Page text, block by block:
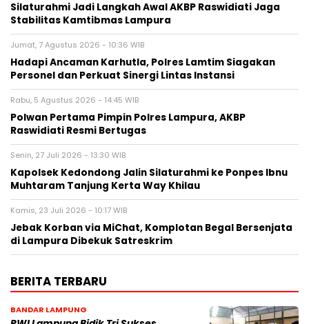
Silaturahmi Jadi Langkah Awal AKBP Raswidiati Jaga
Stabilitas Kamtibmas Lampura
Jumat, 7 Agustus 2026 - 10:36 WIB
Hadapi Ancaman Karhutla, Polres Lamtim Siagakan
Personel dan Perkuat Sinergi Lintas Instansi
Rabu, 5 Agustus 2026 - 14:45 WIB
Polwan Pertama Pimpin Polres Lampura, AKBP
Raswidiati Resmi Bertugas
Senin, 27 Juli 2026 - 13:30 WIB
Kapolsek Kedondong Jalin Silaturahmi ke Ponpes Ibnu
Muhtaram Tanjung Kerta Way Khilau
Kamis, 23 Juli 2026 - 10:17 WIB
Jebak Korban via MiChat, Komplotan Begal Bersenjata
di Lampura Dibekuk Satreskrim
BERITA TERBARU
BANDAR LAMPUNG